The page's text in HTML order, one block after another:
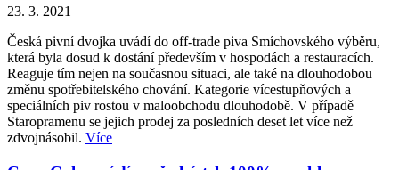
23. 3. 2021
Česká pivní dvojka uvádí do off-trade piva Smíchovského výběru,
která byla dosud k dostání především v hospodách a restauracích.
Reaguje tím nejen na současnou situaci, ale také na dlouhodobou
změnu spotřebitelského chování. Kategorie vícestupňových a
speciálních piv rostou v maloobchodu dlouhodobě. V případě
Staropramenu se jejich prodej za posledních deset let více než
zdvojnásobil. Více